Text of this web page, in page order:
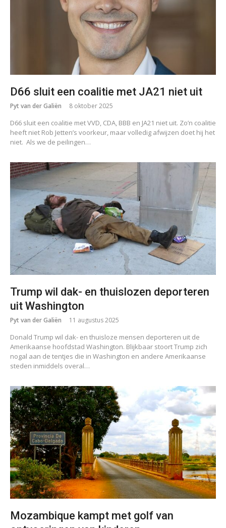
D66 sluit een coalitie met JA21 niet uit
Pyt van der Galiën 8 oktober 2025
D66 sluit een coalitie met VVD, CDA, BBB en JA21 niet uit. Zo’n coalitie
heeft niet Rob Jetten’s voorkeur, maar volledig afwijzen doet hij het
niet. Als we de peilingen…
Trump wil dak- en thuislozen deporteren
uit Washington
Pyt van der Galiën 11 augustus 2025
Donald Trump wil dak- en thuisloze mensen deporteren uit de
Amerikaanse hoofdstad Washington. Blijkbaar stoort Trump zich
nogal aan de tentjes die in Washington en andere Amerikaanse
steden inmiddels overal…
Mozambique kampt met golf van